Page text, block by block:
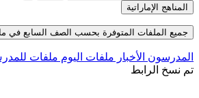
المناهج الإماراتية
جميع الملفات المتوفرة بحسب الصف السابع في مادة
المدرسون الأخبار ملفات اليوم ملفات
تم نسخ الرابط